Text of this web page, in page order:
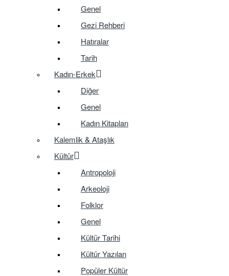
Genel
Gezi Rehberi
Hatıralar
Tarih
Kadın-Erkek
Diğer
Genel
Kadın Kitapları
Kalemlik & Ataşlık
Kültür
Antropoloji
Arkeoloji
Folklor
Genel
Kültür Tarihi
Kültür Yazıları
Popüler Kültür